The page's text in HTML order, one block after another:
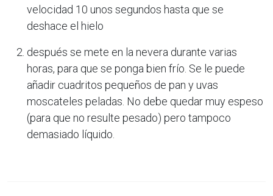
velocidad 10 unos segundos hasta que se
deshace el hielo
después se mete en la nevera durante varias
horas, para que se ponga bien frío. Se le puede
añadir cuadritos pequeños de pan y uvas
moscateles peladas. No debe quedar muy espeso
(para que no resulte pesado) pero tampoco
demasiado líquido.